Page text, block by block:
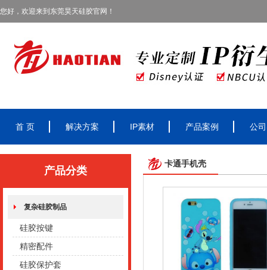
您好，欢迎来到东莞昊天硅胶官网！
首 页 解决方案 IP素材 产品案例 公
产品分类
复杂硅胶制品
硅胶按键
精密配件
硅胶保护套
卡通手机壳